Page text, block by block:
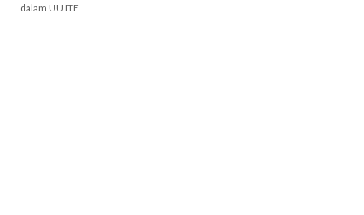
dalam UU ITE